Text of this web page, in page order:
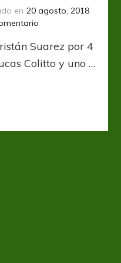
en 20 agosto, 2018
en
el
viento
Suarez por 4
Colitto y uno …